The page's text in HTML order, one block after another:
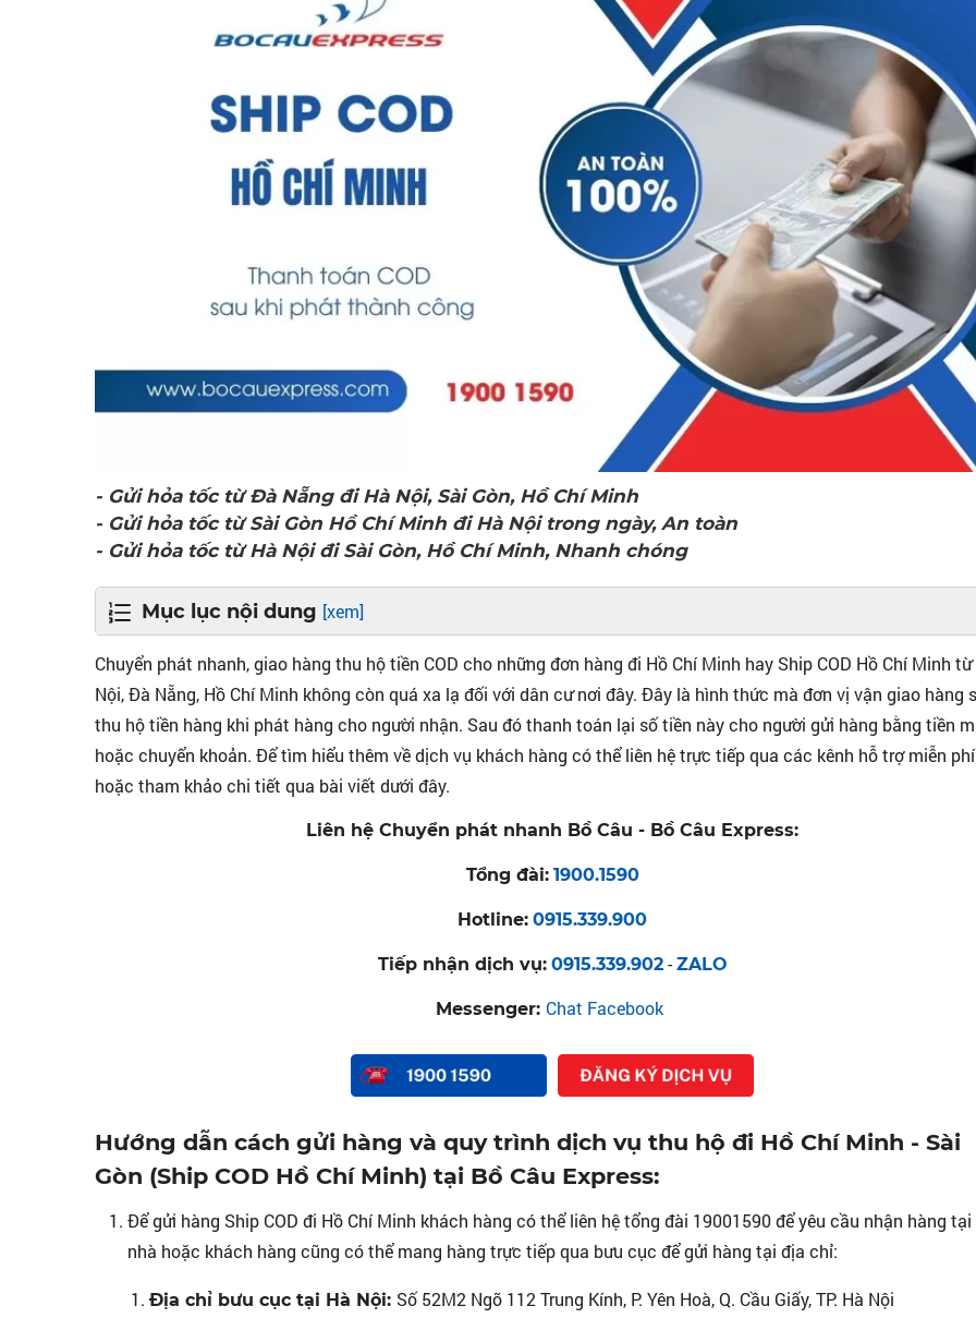
- Gửi hỏa tốc từ Đà Nẵng đi Hà Nội, Sài Gòn, Hồ Chí Minh
- Gửi hỏa tốc từ Sài Gòn Hồ Chí Minh đi Hà Nội trong ngày, An toàn
- Gửi hỏa tốc từ Hà Nội đi Sài Gòn, Hồ Chí Minh, Nhanh chóng
Mục lục nội dung [xem]
Hướng dẫn cách gửi hàng và quy trình dịch vụ thu hộ đi Hồ Chí Minh - Sài Gòn (Ship COD Hồ Chí Minh) tại Bồ
Câu Express:
Vậy những hình thức dịch vụ vận chuyển nào được đi kèm dịch vụ Ship COD Hồ Chí Minh - Sài Gòn?
Danh sách các quận huyện của Hồ Chí Minh áp dụng dịch vụ Ship COD Hồ Chí Minh
Ship COD Hồ Chí Minh
Chuyển phát nhanh, giao hàng thu hộ tiền COD cho những đơn hàng đi Hồ Chí Minh hay Ship COD Hồ Chí Minh từ
Nội, Đà Nẵng, Hồ Chí Minh không còn quá xa lạ đối với dân cư nơi đây. Đây là hình thức mà đơn vị vận giao hàng
thu hộ tiền hàng khi phát hàng cho người nhận. Sau đó thanh toán lại số tiền này cho người gửi hàng bằng tiền
hoặc chuyển khoản. Để tìm hiểu thêm về dịch vụ khách hàng có thể liên hệ trực tiếp qua các kênh hỗ trợ miễn phí
hoặc tham khảo chi tiết qua bài viết dưới đây.
Liên hệ Chuyển phát nhanh Bồ Câu - Bồ Câu Express:
Tổng đài: 1900.1590
Hotline: 0915.339.900
Tiếp nhận dịch vụ: 0915.339.902-ZALO
Messenger: Chat Facebook
Hướng dẫn cách gửi hàng và quy trình dịch vụ thu hộ đi Hồ Chí Minh - Sài
Gòn (Ship COD Hồ Chí Minh) tại Bồ Câu Express:
Để gửi hàng Ship COD đi Hồ Chí Minh khách hàng có thể liên hệ tổng đài 19001590 để yêu cầu nhận hàng tại
nhà hoặc khách hàng cũng có thể mang hàng trực tiếp qua bưu cục để gửi hàng tại địa chỉ:
Địa chỉ bưu cục tại Hà Nội: Số 52M2 Ngõ 112 Trung Kính, P. Yên Hoà, Q. Cầu Giấy, TP. Hà Nội